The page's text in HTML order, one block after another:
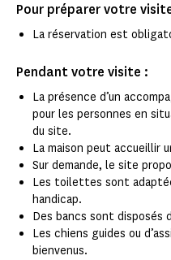
Pour préparer votre
La réservation est
Pendant votre visite :
La présence d’un
pour les personnes en
du site.
La maison peut accueillir
Sur demande, le site
Les toilettes sont
handicap.
Des bancs sont disposés
Les chiens guides ou
bienvenus.